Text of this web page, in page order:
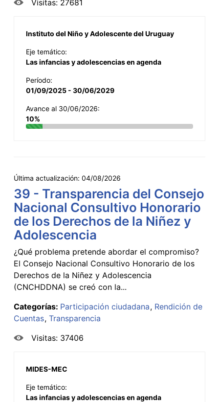
Visitas: 27681
Instituto del Niño y Adolescente del Uruguay
Eje temático:
Las infancias y adolescencias en agenda
Período:
01/09/2025 - 30/06/2029
Avance al 30/06/2026:
10%
Última actualización: 04/08/2026
39 - Transparencia del Consejo
Nacional Consultivo Honorario
de los Derechos de la Niñez y
Adolescencia
¿Qué problema pretende abordar el compromiso?
El Consejo Nacional Consultivo Honorario de los
Derechos de la Niñez y Adolescencia
(CNCHDDNA) se creó con la...
Categorías: Participación ciudadana Rendición de
Cuentas Transparencia
Visitas: 37406
MIDES-MEC
Eje temático:
Las infancias y adolescencias en agenda